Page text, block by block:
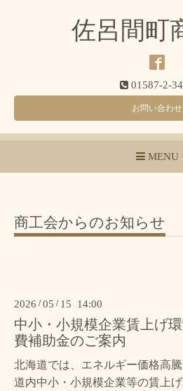
佐呂間町
01587-2-
お問い合わせ
MENU
商工会からのお知らせ
2026 /05 / 15 14:00
中小・小規模企業賃上げ
費補助金のご案内
北海道では、エネルギー価格高
道内中小・小規模企業等の賃上